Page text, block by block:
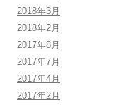
2018年3月
2018年2月
2017年8月
2017年7月
2017年4月
2017年2月